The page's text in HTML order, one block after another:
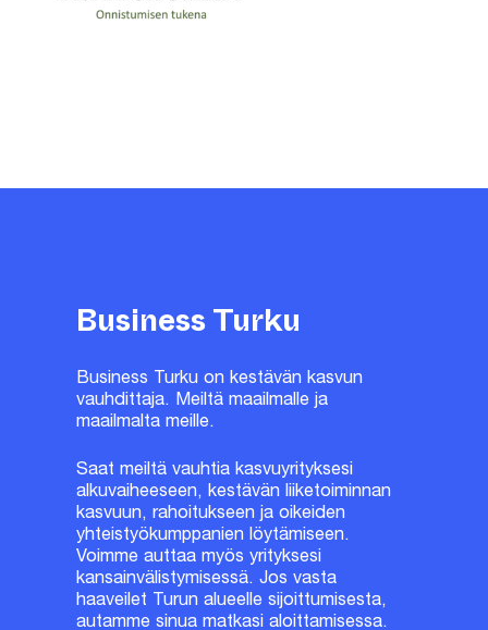
Business Turku
Business Turku on kestävän kasvun
vauhdittaja. Meiltä maailmalle ja
maailmalta meille.
Saat meiltä vauhtia kasvuyrityksesi
alkuvaiheeseen, kestävän liiketoiminnan
kasvuun, rahoitukseen ja oikeiden
yhteistyökumppanien löytämiseen.
Voimme auttaa myös yrityksesi
kansainvälistymisessä. Jos vasta
haaveilet Turun alueelle sijoittumisesta,
autamme sinua matkasi aloittamisessa.